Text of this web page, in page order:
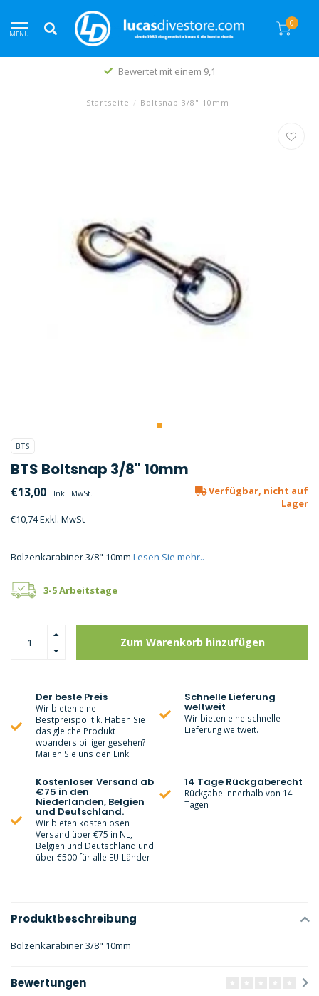
MENU
0
Bewertet mit einem 9,1
Startseite / Boltsnap 3/8" 10mm
BTS
BTS Boltsnap 3/8" 10mm
€13,00 Inkl. MwSt.
€10,74 Exkl. MwSt
Verfügbar, nicht auf
Lager
Bolzenkarabiner 3/8" 10mm Lesen Sie mehr..
3-5 Arbeitstage
Zum Warenkorb hinzufügen
Der beste Preis
Wir bieten eine
Bestpreispolitik. Haben Sie
das gleiche Produkt
woanders billiger gesehen?
Mailen Sie uns den Link.
Schnelle Lieferung
weltweit
Wir bieten eine schnelle
Lieferung weltweit.
Kostenloser Versand ab
€75 in den
Niederlanden, Belgien
und Deutschland.
Wir bieten kostenlosen
Versand über €75 in NL,
Belgien und Deutschland und
über €500 für alle EU-Länder
14 Tage Rückgaberecht
Rückgabe innerhalb von 14
Tagen
Produktbeschreibung
Bolzenkarabiner 3/8" 10mm
Bewertungen